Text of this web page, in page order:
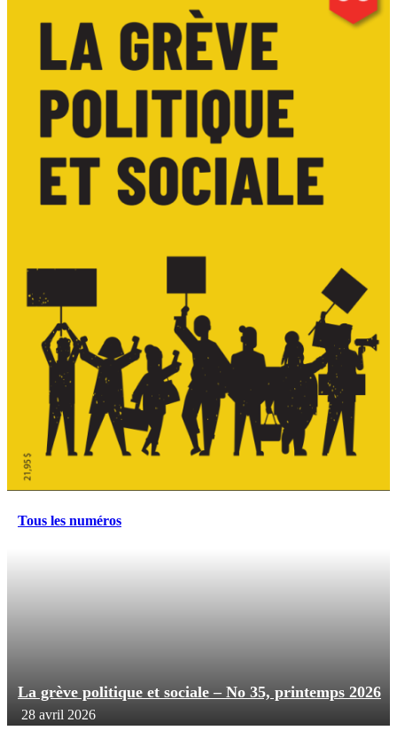
Tous les numéros
La grève politique et sociale – No 35, printemps 2026
28 avril 2026